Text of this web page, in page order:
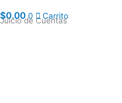
$0.00 0 Carrito
Juicio de Cuentas